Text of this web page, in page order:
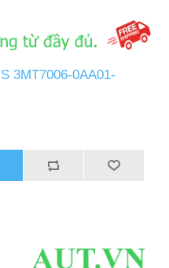
3MT7006-0AA01-